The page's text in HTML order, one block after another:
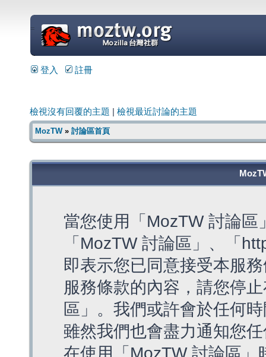
=
登入 註冊
檢視沒有回覆的主題 檢視最近討論的主題
MozTW» 討論區首頁
當您使用「MozTW 討論
「MozTW 討論區」、「
即表示您已同意接受本服
服務條款的內容，請您停
區」。我們或許會於任何
雖然我們也會盡力通知您
在使用「MozTW 討論區